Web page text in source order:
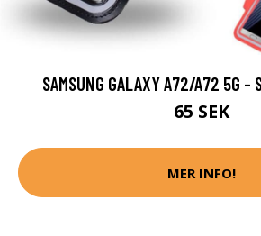
SAMSUNG GALAXY A72/A72 5G -
65 SEK
MER INFO!